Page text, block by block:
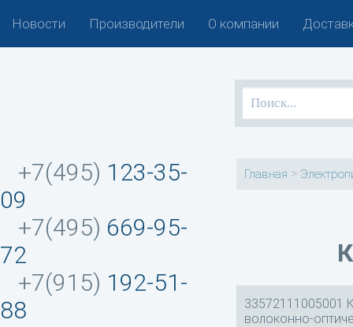
Новости Производители О компании
+7(495) 123-35-
09
+7(495) 669-95-
72
+7(915) 192-51-
88
Главная >
33572111005001
волоконно-